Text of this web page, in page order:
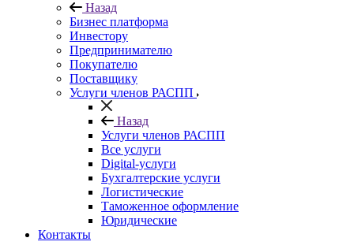
Назад
Бизнес платформа
Инвестору
Предпринимателю
Покупателю
Поставщику
Услуги членов РАСПП
Назад
Услуги членов РАСПП
Все услуги
Digital-услуги
Бухгалтерские услуги
Логистические
Таможенное оформление
Юридические
Контакты